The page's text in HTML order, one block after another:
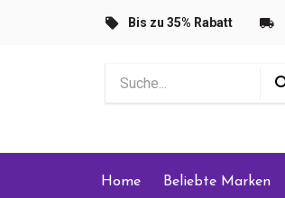
Bis zu 35% Rabatt
Home Beliebte Marken